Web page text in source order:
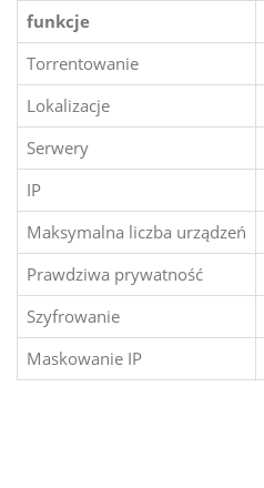
funkcje
Torrentowanie
Lokalizacje
Serwery
IP
Maksymalna liczba urządzeń
Prawdziwa prywatność
Szyfrowanie
Maskowanie IP